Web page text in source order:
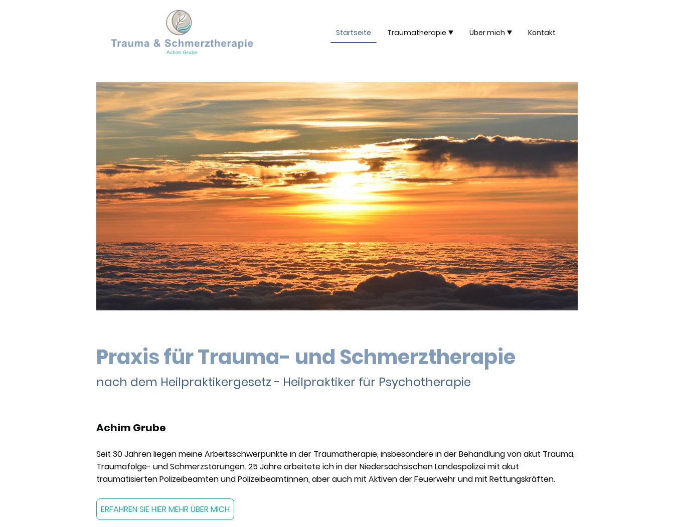
Startseite Traumatherapie Über mich Kontakt
Praxis für Trauma- und Schmerztherapie
nach dem Heilpraktikergesetz - Heilpraktiker für Psychotherapie
Achim Grube
Seit 30 Jahren liegen meine Arbeitsschwerpunkte in der Traumatherapie, insbesondere in der Behandlung von akut Trauma,
Traumafolge- und Schmerzstörungen. 25 Jahre arbeitete ich in der Niedersächsischen Landespolizei mit akut
traumatisierten Polizeibeamten und Polizeibeamtinnen, aber auch mit Aktiven der Feuerwehr und mit Rettungskräften.
ERFAHREN SIE HIER MEHR ÜBER MICH